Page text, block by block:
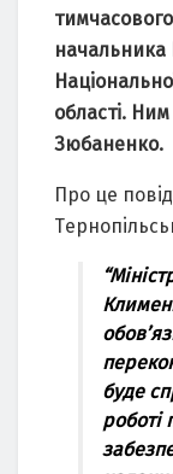
нaчaльникa
облacтi.
Зюбaнeнко.
Про цe
будe
роботi